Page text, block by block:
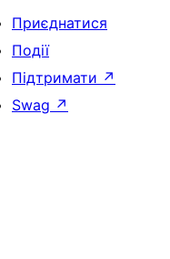
Приєднатися
Події
Підтримати ↗
Swag ↗